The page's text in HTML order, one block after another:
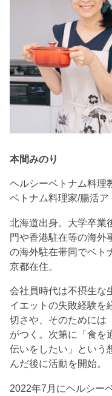
本間みのり
ヘルシーベトナム料理
ベトナム料理家/腸活ア
北海道出身。大学卒業
門や香港駐在等の海外
の海外駐在帯同でベト
京都在住。
会社員時代は不摂生な
イエットの失敗経験を
切さや、そのためには
がつく。次第に「食を
伝いをしたい」という
んだ後に活動を開始。
2022年7月にヘルシー